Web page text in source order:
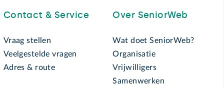
Contact & Service
Vraag stellen
Veelgestelde vragen
Adres & route
Over SeniorWeb
Wat doet SeniorWeb?
Organisatie
Vrijwilligers
Samenwerken